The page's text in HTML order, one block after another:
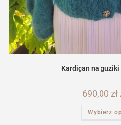
Kardigan na guziki
690,00 zł
Wybierz